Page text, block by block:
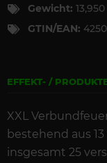
Gewicht:
GTIN/EAN:
EFFEKT- /
XXL
bestehend aus
insgesamt 25